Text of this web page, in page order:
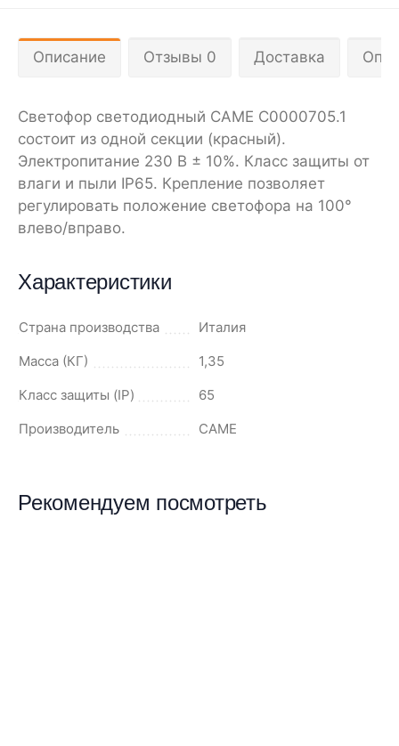
Описание Отзывы 0 Доставка
Светофор светодиодный CAME C0000705.1
состоит из одной секции (красный).
Электропитание 230 В ± 10%. Класс защиты от
влаги и пыли IP65. Крепление позволяет
регулировать положение светофора на 100°
влево/вправо.
Характеристики
Страна производства
Италия
Масса (КГ)
1,35
Класс защиты (IP)
65
Производитель
CAME
Рекомендуем посмотреть